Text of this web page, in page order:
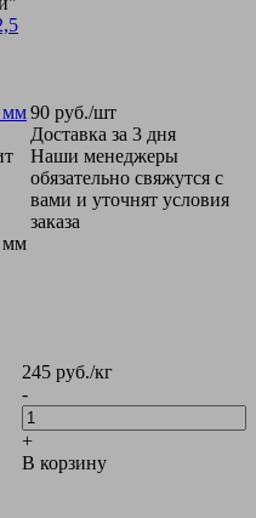
мм
мм
90 руб./шт
Доставка за 3 дня
Наши менеджеры
обязательно свяжутся с
вами и уточнят условия
заказа
245 руб./кг
-
+
В корзину